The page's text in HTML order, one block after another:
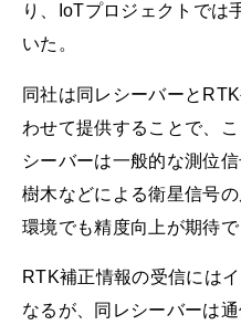
り、IoTプロジェクトでは
いた。
同社は同レシーバーと
わせて提供することで、
シーバーは一般的な測位
樹木などによる衛星信号
環境でも精度向上が期待で
RTK補正情報の受信には
なるが、同レシーバーは